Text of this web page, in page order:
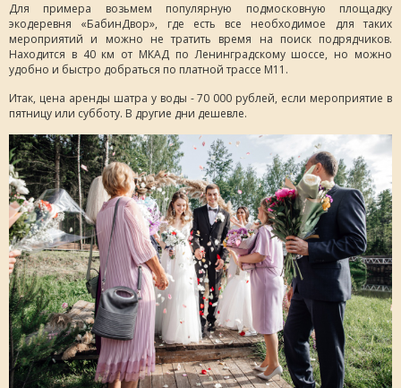
Для примера возьмем популярную подмосковную площадку
экодеревня «БабинДвор», где есть все необходимое для таких
мероприятий и можно не тратить время на поиск подрядчиков.
Находится в 40 км от МКАД по Ленинградскому шоссе, но можно
удобно и быстро добраться по платной трассе М11.
Итак, цена аренды шатра у воды - 70 000 рублей, если мероприятие в
пятницу или субботу. В другие дни дешевле.